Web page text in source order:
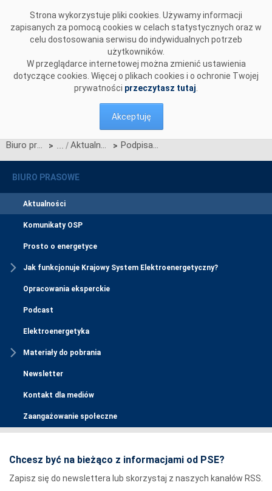
Strona wykorzystuje pliki cookies. Używamy informacji
zapisanych za pomocą cookies w celach statystycznych oraz w
celu dostosowania serwisu do indywidualnych potrzeb
użytkowników.
W przeglądarce internetowej można zmienić ustawienia
dotyczące cookies. Więcej o plikach cookies i o ochronie Twojej
prywatności przeczytasz tutaj
Akceptuję
Biuro prasowe > Aktualności > Podpisanie Listu Intencyjnego w sprawie współpracy w zakresie realizacji inwestycji celu publicznego polegających na budowie elektroenergetycznych stacji i linii przesyłowych na terenie województwa podlaskiego
BIURO PRASOWE
Aktualności
Komunikaty OSP
Prosto o energetyce
Jak funkcjonuje Krajowy System Elektroenergetyczny?
Opracowania eksperckie
Podcast
Elektroenergetyka
Materiały do pobrania
Newsletter
Kontakt dla mediów
Zaangażowanie społeczne
Chcesz być na bieżąco z informacjami od PSE?
Zapisz się do newslettera lub skorzystaj z naszych kanałów RSS.